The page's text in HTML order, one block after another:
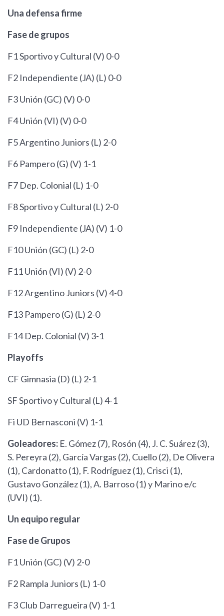
Una defensa firme
Fase de grupos
F1 Sportivo y Cultural (V) 0-0
F2 Independiente (JA) (L) 0-0
F3 Unión (GC) (V) 0-0
F4 Unión (VI) (V) 0-0
F5 Argentino Juniors (L) 2-0
F6 Pampero (G) (V) 1-1
F7 Dep. Colonial (L) 1-0
F8 Sportivo y Cultural (L) 2-0
F9 Independiente (JA) (V) 1-0
F10 Unión (GC) (L) 2-0
F11 Unión (VI) (V) 2-0
F12 Argentino Juniors (V) 4-0
F13 Pampero (G) (L) 2-0
F14 Dep. Colonial (V) 3-1
Playoffs
CF Gimnasia (D) (L) 2-1
SF Sportivo y Cultural (L) 4-1
Fi UD Bernasconi (V) 1-1
Goleadores: E. Gómez (7), Rosón (4), J. C. Suárez (3),
S. Pereyra (2), García Vargas (2), Cuello (2), De Olivera
(1), Cardonatto (1), F. Rodríguez (1), Crisci (1),
Gustavo González (1), A. Barroso (1) y Marino e/c
(UVI) (1).
Un equipo regular
Fase de Grupos
F1 Unión (GC) (V) 2-0
F2 Rampla Juniors (L) 1-0
F3 Club Darregueira (V) 1-1